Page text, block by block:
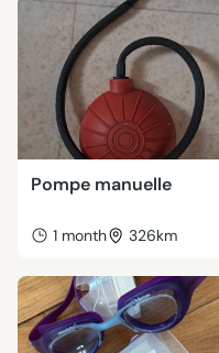
Pompe manuelle
1 month 326km